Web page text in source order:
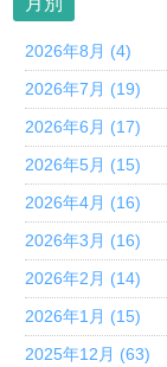
2026年8月 (4)
2026年7月 (19)
2026年6月 (17)
2026年5月 (15)
2026年4月 (16)
2026年3月 (16)
2026年2月 (14)
2026年1月 (15)
2025年12月 (63)